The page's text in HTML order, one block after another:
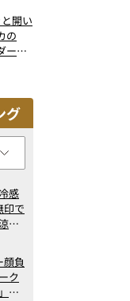
開い
の
ーバ
グ
感
印で
感
顔負
ク
凄